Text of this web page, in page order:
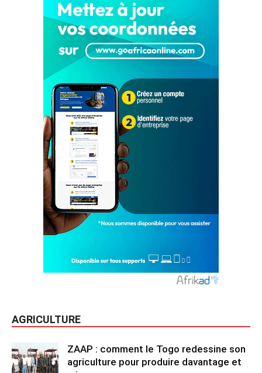
AGRICULTURE
ZAAP : comment le Togo redessine son
agriculture pour produire davantage et